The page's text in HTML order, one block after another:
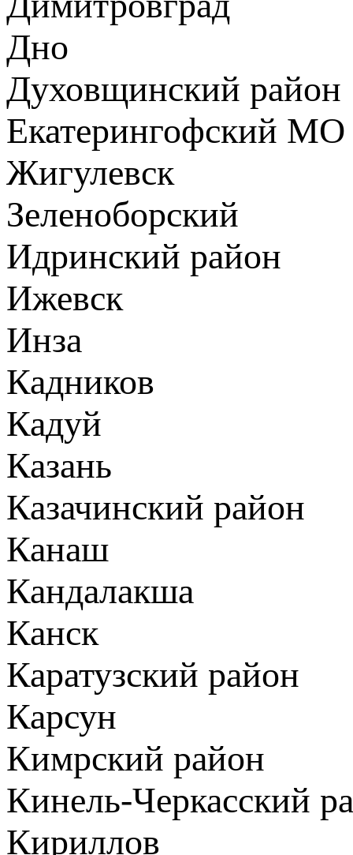
Дно
Духовщинский район
Екатерингофский МО
Жигулевск
Зеленоборский
Идринский район
Ижевск
Инза
Кадников
Кадуй
Казань
Казачинский район
Канаш
Кандалакша
Канск
Каратузский район
Карсун
Кимрский район
Кинель-Черкасский
Кириллов